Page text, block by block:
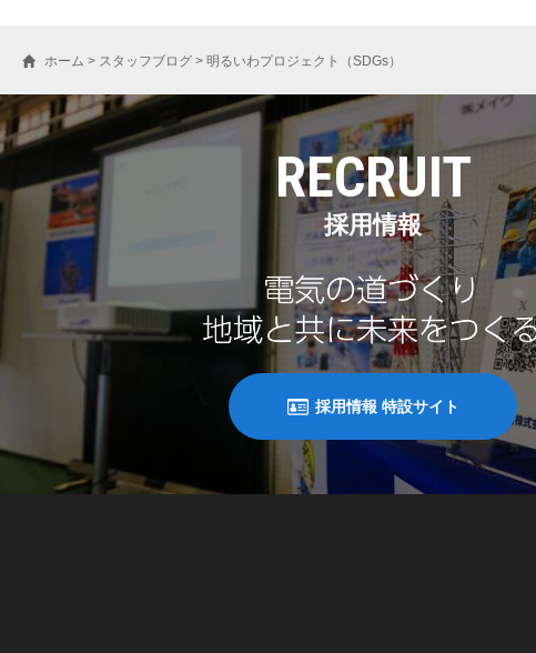
ホーム > スタッフブログ > 明るいわプロジェクト（SDGs）
RECRUIT
採用情報
採用情報 特設サイト